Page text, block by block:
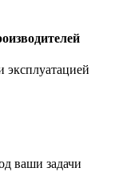
ваши задачи